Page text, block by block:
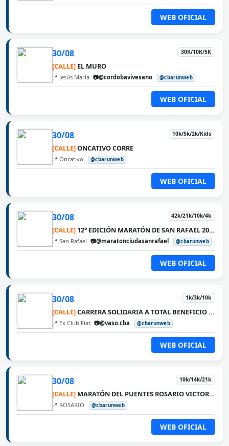
WEB OFICIAL
30/08 30K/10K/5K
[CALLE] EL MURO
📍 Jesús María 📷@cordobavivesano @cbarunweb
WEB OFICIAL
30/08 10k/5k/2k/Kids
[CALLE]ONCATIVO CORRE
📍 Oncativo @cbarunweb
WEB OFICIAL
30/08 42k/21k/10k/4k
[CALLE] 12° EDICIÓN MARATÓN DE SAN RAFAEL 2026
📍 San Rafael 📷@maratonciudasanrafael @cbarunweb
WEB OFICIAL
30/08 1k/3k/10k
[CALLE]CARRERA SOLIDARIA A TOTAL BENEFICIO DE VASO
📍 Ex Club Fiat 📷@vaso.cba @cbarunweb
WEB OFICIAL
30/08 10k/14k/21k
[CALLE] MARATÓN DEL PUENTES ROSARIO VICTORIA
📍 ROSARIO @cbarunweb
WEB OFICIAL